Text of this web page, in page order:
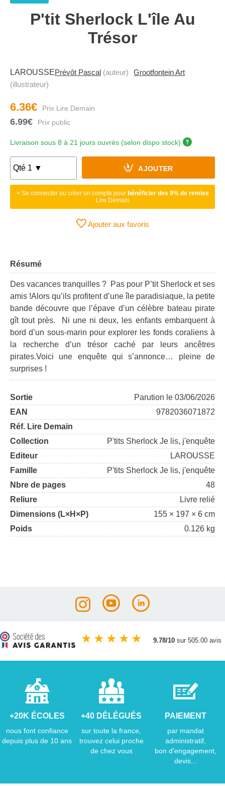
P'tit Sherlock L'île Au
Trésor
LAROUSSEPrévôt Pascal (auteur)
Grootfontein Art
(illustrateur)
6.36€
6.99€
Livraison sous 8 à 21 jours ouvrés (selon dispo stock)
AJOUTER
> Se connecter ou créer un compte pour bénéficier des 9% de remise
Lire Demain
Ajouter aux favoris
Résumé
Des vacances tranquilles ? Pas pour P’tit Sherlock et ses
amis !Alors qu’ils profitent d’une île paradisiaque, la petite
bande découvre que l’épave d’un célèbre bateau pirate
gît tout près. Ni une ni deux, les enfants embarquent à
bord d’un sous-marin pour explorer les fonds coraliens à
la recherche d’un trésor caché par leurs ancêtres
pirates.Voici une enquête qui s’annonce… pleine de
surprises !
Sortie
Parution le 03/06/2026
EAN
9782036071872
Réf. Lire Demain
Collection
P'tits Sherlock Je lis, j'enquête
Editeur
LAROUSSE
Famille
P'tits Sherlock Je lis, j'enquête
Nbre de pages
48
Reliure
Livre relié
Dimensions (L×H×P)
155 × 197 × 6 cm
Poids
0.126 kg
★ ★ ★ ★ ★ 9.78/10 sur 505.00 avis
+20K ÉCOLES
nous font confiance
depuis plus de 10 ans
+40 DÉLÉGUÉS
sur toute la france,
trouvez celui proche
de chez vous
PAIEMENT
par mandat
administratif,
bon d'engagement,
devis...